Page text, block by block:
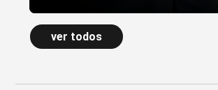
Alfaiataria leve, tule estampado, pied
de poule e acessórios com pedras
naturais dão forma à nova Special
Edition
ver todos